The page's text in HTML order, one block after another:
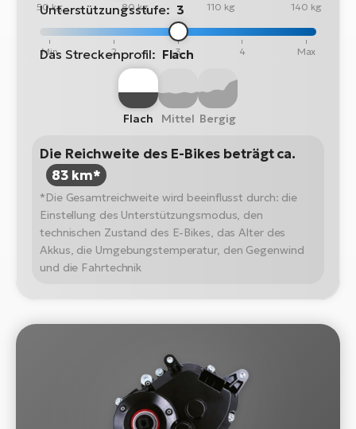
50 kg 80 kg 110 kg 140 kg
Unterstützungsstufe: 3
Min 2 3 4 Max
Das Streckenprofil: Flach
Flach Mittel Bergig
Die Reichweite des E-Bikes beträgt ca.
83 km*
*Die Gesamtreichweite wird beeinflusst durch: die
Einstellung des Unterstützungsmodus, den
technischen Zustand des E-Bikes, das Alter des
Akkus, die Umgebungstemperatur, den Gegenwind
und die Fahrtechnik